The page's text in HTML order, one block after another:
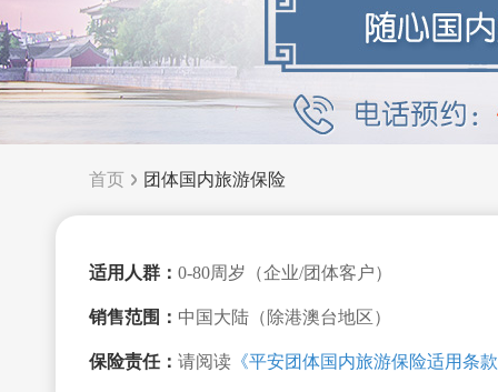
首页 团体国内旅游保险
适用人群： 0-80周岁（企业/团体客户）
销售范围： 中国大陆（除港澳台地区）
保险责任： 请阅读 《平安团体国内旅游保险适用条